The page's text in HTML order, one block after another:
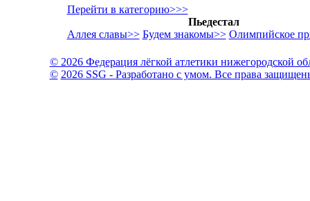
Перейти в категорию>>>
Пьедестал
Аллея славы>> Будем знакомы>> Олимпийское
© 2026 Федерация лёгкой атлетики нижегородской
© 2026 SSG - Разработано с умом. Все права